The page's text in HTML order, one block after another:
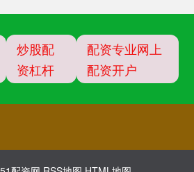
炒股配
资杠杆
配资专业网上
配资开户